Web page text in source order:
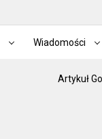
Wiadomości
Artykuł